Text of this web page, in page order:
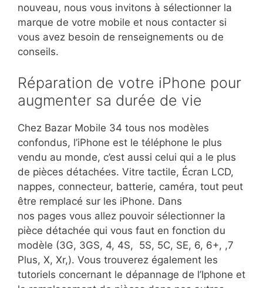
nouveau, nous vous invitons à sélectionner la
marque de votre mobile et nous contacter si
vous avez besoin de renseignements ou de
conseils.
Réparation de votre iPhone pour
augmenter sa durée de vie
Chez Bazar Mobile 34 tous nos modèles
confondus, l’iPhone est le téléphone le plus
vendu au monde, c’est aussi celui qui a le plus
de pièces détachées. Vitre tactile, Écran LCD,
nappes, connecteur, batterie, caméra, tout peut
être remplacé sur les iPhone. Dans
nos pages vous allez pouvoir sélectionner la
pièce détachée qui vous faut en fonction du
modèle (3G, 3GS, 4, 4S, 5S, 5C, SE, 6, 6+, ,7
Plus, X, Xr,). Vous trouverez également les
tutoriels concernant le dépannage de l’Iphone et